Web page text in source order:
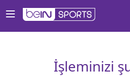
İşleminizi